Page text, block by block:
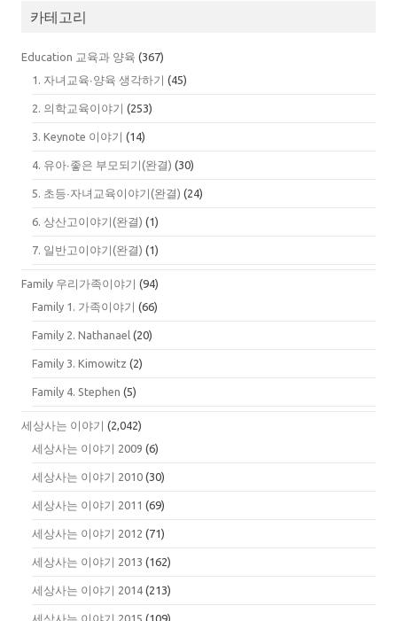
카테고리
Education 교육과 양육 (367)
1. 자녀교육∙양육 생각하기 (45)
2. 의학교육이야기 (253)
3. Keynote 이야기 (14)
4. 유아∙좋은 부모되기(완결) (30)
5. 초등∙자녀교육이야기(완결) (24)
6. 상산고이야기(완결) (1)
7. 일반고이야기(완결) (1)
Family 우리가족이야기 (94)
Family 1. 가족이야기 (66)
Family 2. Nathanael (20)
Family 3. Kimowitz (2)
Family 4. Stephen (5)
세상사는 이야기 (2,042)
세상사는 이야기 2009 (6)
세상사는 이야기 2010 (30)
세상사는 이야기 2011 (69)
세상사는 이야기 2012 (71)
세상사는 이야기 2013 (162)
세상사는 이야기 2014 (213)
세상사는 이야기 2015 (109)